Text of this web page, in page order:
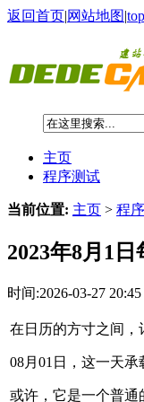
返回首页|网站地图|
主页
程序测试
当前位置: 主页 > 程
2023年8月1
时间:2026-03-27
在日历的方寸之间，
08月01日，这一天承
或许，它是一个普通